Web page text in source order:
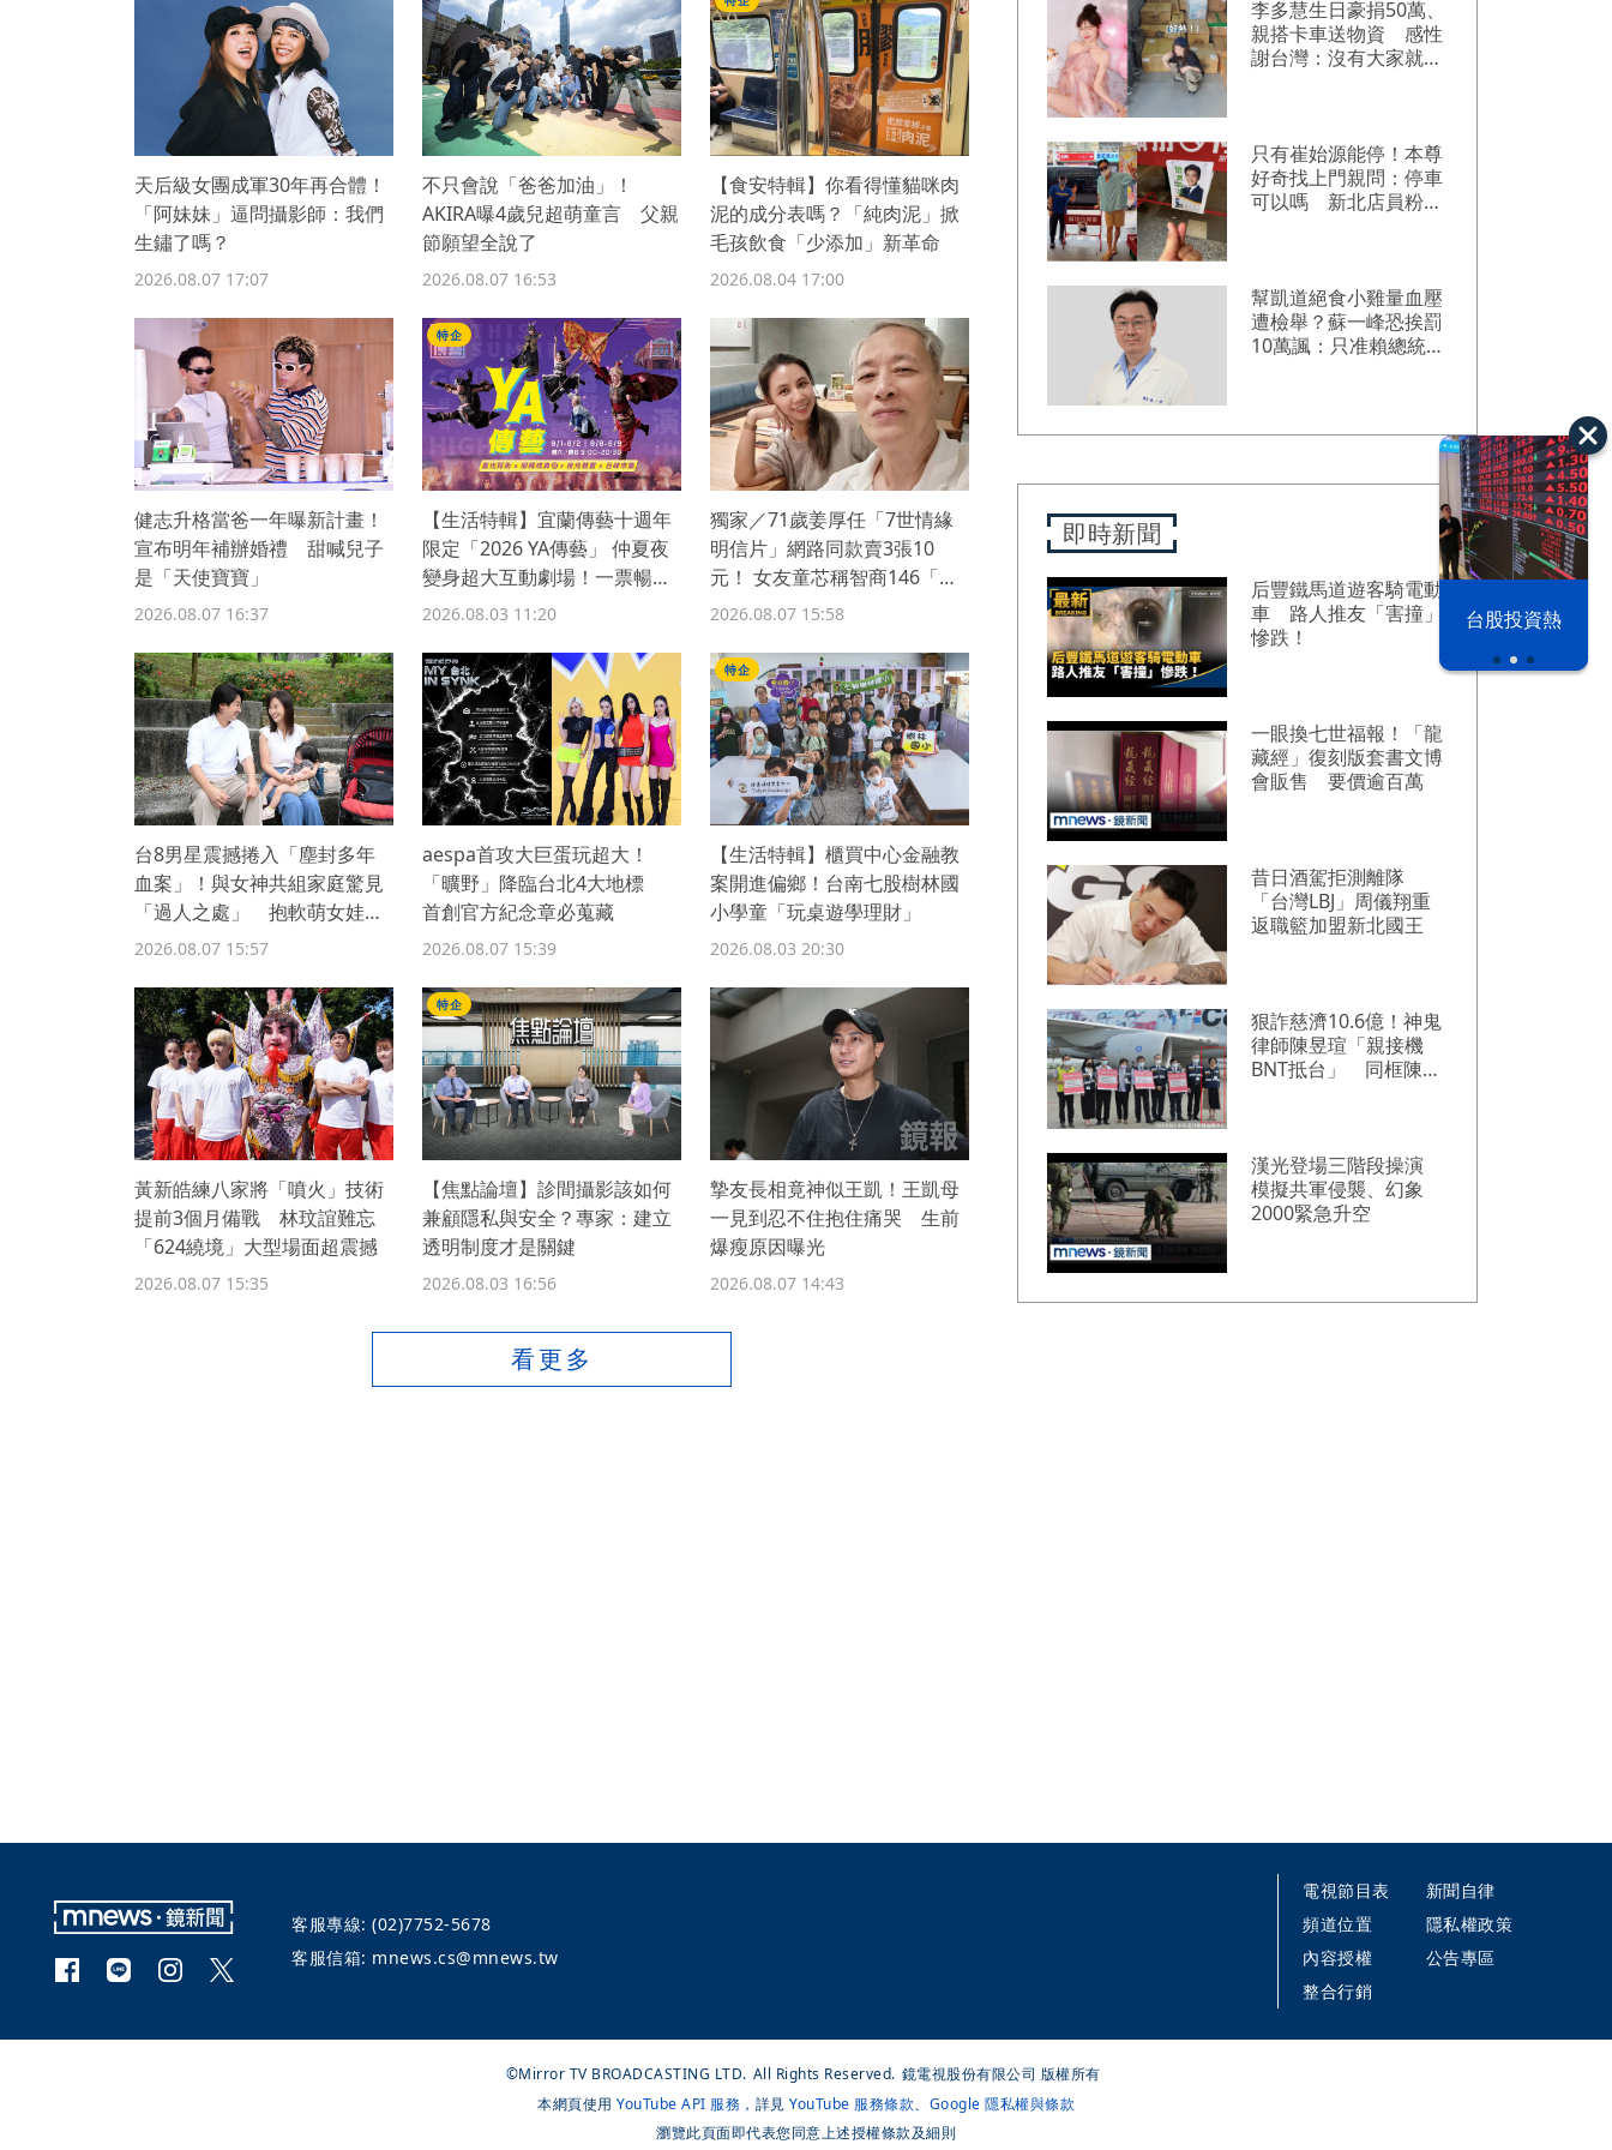
漢光42演習 台股投資熱
天后級女團成軍30年再合體！
「阿妹妹」逼問攝影師：我們
生鏽了嗎？
2026.08.07 17:07
不只會說「爸爸加油」！
AKIRA曝4歲兒超萌童言 父親
節願望全說了
2026.08.07 16:53
【食安特輯】你看得懂貓咪肉
泥的成分表嗎？「純肉泥」掀
毛孩飲食「少添加」新革命
2026.08.04 17:00
健志升格當爸一年曝新計畫！
宣布明年補辦婚禮 甜喊兒子
是「天使寶寶」
2026.08.07 16:37
特企
【生活特輯】宜蘭傳藝十週年
限定「2026 YA傳藝」 仲夏夜
變身超大互動劇場！一票暢玩
日夜
2026.08.03 11:20
獨家／71歲姜厚任「7世情緣
明信片」網路同款賣3張10
元！ 女友童芯稱智商146「台
大3碩1博」 台灣大學回應
2026.08.07 15:58
台8男星震撼捲入「塵封多年
血案」！與女神共組家庭驚見
「過人之處」 抱軟萌女娃動
念再拚一胎
2026.08.07 15:57
aespa首攻大巨蛋玩超大！
「曠野」降臨台北4大地標
首創官方紀念章必蒐藏
2026.08.07 15:39
特企
【生活特輯】櫃買中心金融教
案開進偏鄉！台南七股樹林國
小學童「玩桌遊學理財」
2026.08.03 20:30
黃新皓練八家將「噴火」技術
提前3個月備戰 林玟誼難忘
「624繞境」大型場面超震撼
2026.08.07 15:35
特企
【焦點論壇】診間攝影該如何
兼顧隱私與安全？專家：建立
透明制度才是關鍵
2026.08.03 16:56
摯友長相竟神似王凱！王凱母
一見到忍不住抱住痛哭 生前
爆瘦原因曝光
2026.08.07 14:43
看更多
李多慧生日豪捐50萬、
親搭卡車送物資 感性
謝台灣：沒有大家就沒
只有崔始源能停！本尊
好奇找上門親問：停車
可以嗎 新北店員粉樂
幫凱道絕食小雞量血壓
遭檢舉？蘇一峰恐挨罰
10萬諷：只准賴總統當
即時新聞
后豐鐵馬道遊客騎電動
車 路人推友「害撞」
慘跌！
一眼換七世福報！「龍
藏經」復刻版套書文博
會販售 要價逾百萬
昔日酒駕拒測離隊
「台灣LBJ」周儀翔重
返職籃加盟新北國王
狠詐慈濟10.6億！神鬼
律師陳昱瑄「親接機
BNT抵台」 同框陳時
漢光登場三階段操演
模擬共軍侵襲、幻象
2000緊急升空
客服專線: (02)7752-5678
客服信箱: mnews.cs@mnews.tw
電視節目表
新聞自律
頻道位置
隱私權政策
內容授權
公告專區
整合行銷
©Mirror TV BROADCASTING LTD. All Rights Reserved. 鏡電視股份有限公司 版權所有
本網頁使用 YouTube API 服務 ，詳見 YouTube 服務條款、 Google 隱私權與條款
瀏覽此頁面即代表您同意上述授權條款及細則